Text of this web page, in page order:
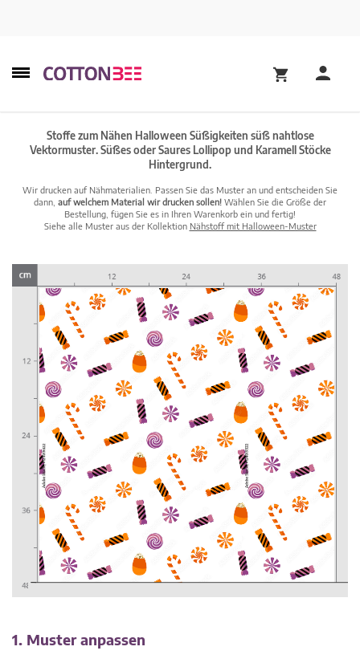
Stoffe zum Nähen Halloween Süßigkeiten süß nahtlose
Vektormuster. Süßes oder Saures Lollipop und Karamell Stöcke
Hintergrund.
Wir drucken auf Nähmaterialien. Passen Sie das Muster an und entscheiden Sie
dann, auf welchem Material wir drucken sollen! Wählen Sie die Größe der
Bestellung, fügen Sie es in Ihren Warenkorb ein und fertig!
Siehe alle Muster aus der Kollektion Nähstoff mit Halloween-Muster
1. Muster anpassen